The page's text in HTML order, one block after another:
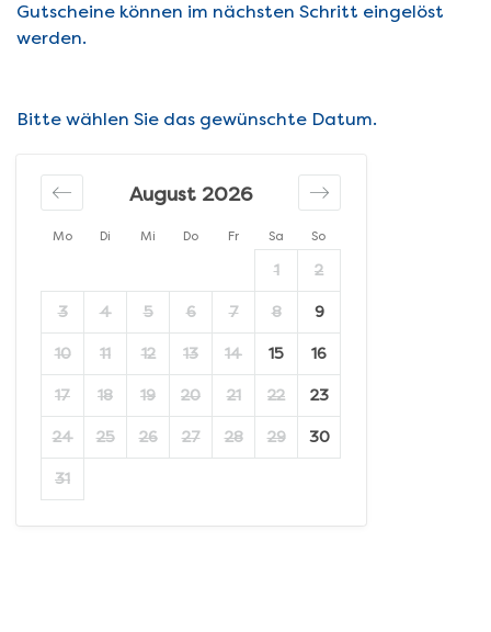
Gutscheine können im nächsten Schritt eingelöst
werden.
Bitte wählen Sie das gewünschte Datum.
Mo Di Mi Do Fr Sa So
August 2026
1 2
3 4 5 6 7 8 9
10 11 12 13 14 15 16
17 18 19 20 21 22 23
24 25 26 27 28 29 30
31